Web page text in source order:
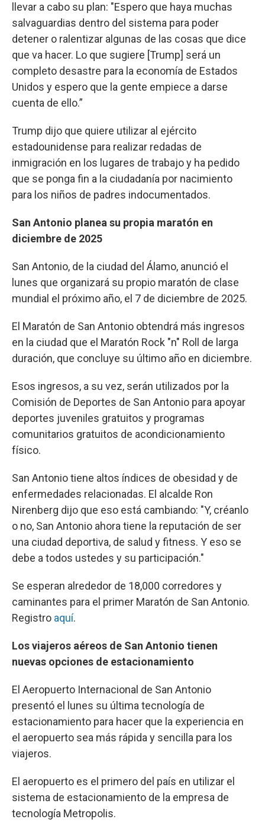
llevar a cabo su plan: "Espero que haya muchas
salvaguardias dentro del sistema para poder
detener o ralentizar algunas de las cosas que dice
que va hacer. Lo que sugiere [Trump] será un
completo desastre para la economía de Estados
Unidos y espero que la gente empiece a darse
cuenta de ello.”
Trump dijo que quiere utilizar al ejército
estadounidense para realizar redadas de
inmigración en los lugares de trabajo y ha pedido
que se ponga fin a la ciudadanía por nacimiento
para los niños de padres indocumentados.
San Antonio planea su propia maratón en
diciembre de 2025
San Antonio, de la ciudad del Álamo, anunció el
lunes que organizará su propio maratón de clase
mundial el próximo año, el 7 de diciembre de 2025.
El Maratón de San Antonio obtendrá más ingresos
en la ciudad que el Maratón Rock "n" Roll de larga
duración, que concluye su último año en diciembre.
Esos ingresos, a su vez, serán utilizados por la
Comisión de Deportes de San Antonio para apoyar
deportes juveniles gratuitos y programas
comunitarios gratuitos de acondicionamiento
físico.
San Antonio tiene altos índices de obesidad y de
enfermedades relacionadas. El alcalde Ron
Nirenberg dijo que eso está cambiando: "Y, créanlo
o no, San Antonio ahora tiene la reputación de ser
una ciudad deportiva, de salud y fitness. Y eso se
debe a todos ustedes y su participación."
Se esperan alrededor de 18,000 corredores y
caminantes para el primer Maratón de San Antonio.
Registro aquí.
Los viajeros aéreos de San Antonio tienen
nuevas opciones de estacionamiento
El Aeropuerto Internacional de San Antonio
presentó el lunes su última tecnología de
estacionamiento para hacer que la experiencia en
el aeropuerto sea más rápida y sencilla para los
viajeros.
El aeropuerto es el primero del país en utilizar el
sistema de estacionamiento de la empresa de
tecnología Metropolis.